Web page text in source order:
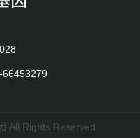
66453279
All Rights Reserved